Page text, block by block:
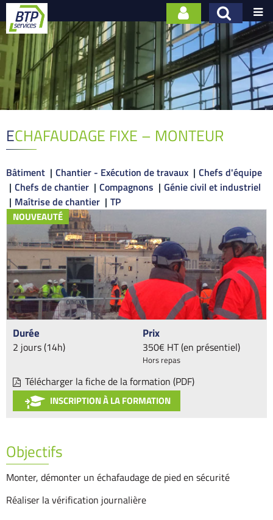

ECHAFAUDAGE FIXE – MONTEUR
Bâtiment Chantier - Exécution de travaux
Chefs d'équipe
Chefs de chantier
Compagnons
Génie civil et industriel
Maîtrise de chantier
TP
NOUVEAUTÉ
Durée
2 jours (14h)
Prix
350€ HT (en présentiel)
Hors repas
Télécharger la fiche de la formation (PDF)
INSCRIPTION À LA FORMATION
Objectifs
Monter, démonter un échafaudage de pied en sécurité
Réaliser la vérification journalière